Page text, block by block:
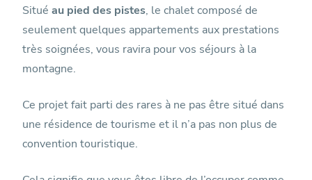
Situé au pied des pistes, le chalet composé de
seulement quelques appartements aux prestations
très soignées, vous ravira pour vos séjours à la
montagne.
Ce projet fait parti des rares à ne pas être situé dans
une résidence de tourisme et il n’a pas non plus de
convention touristique.